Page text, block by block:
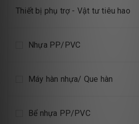
Thiết bị phụ trợ - Vật tư tiêu hao
Nhựa PP/PVC
Máy hàn nhựa/ Que hàn
Bể nhựa PP/PVC